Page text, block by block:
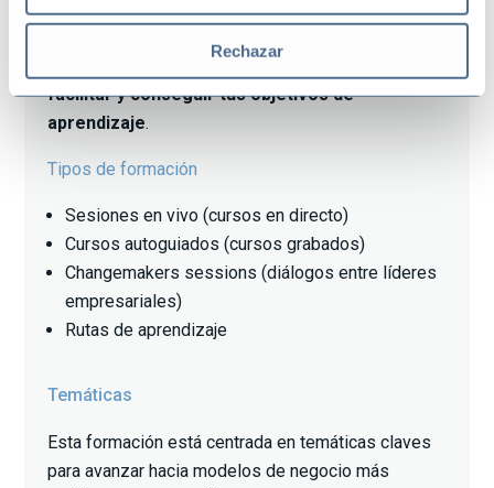
Rechazar
facilitar y conseguir tus objetivos de
aprendizaje.
Tipos de formación
Sesiones en vivo (cursos en directo)
Cursos autoguiados (cursos grabados)
Changemakers sessions (diálogos entre líderes
empresariales)
Rutas de aprendizaje
Temáticas
Esta formación está centrada en temáticas claves
para avanzar hacia modelos de negocio más